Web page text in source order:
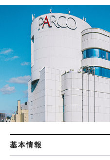
基本情報